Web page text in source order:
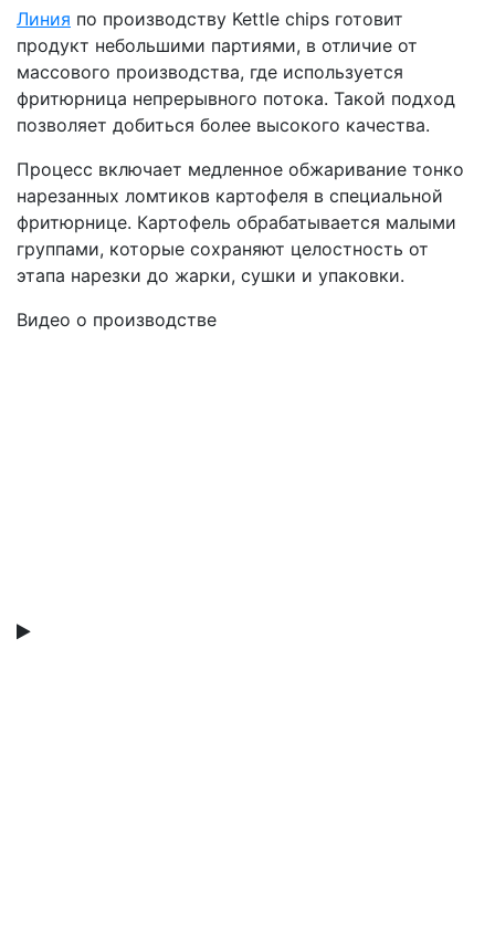
Линия по производству Kettle chips готовит
продукт небольшими партиями, в отличие от
массового производства, где используется
фритюрница непрерывного потока. Такой подход
позволяет добиться более высокого качества.
Процесс включает медленное обжаривание тонко
нарезанных ломтиков картофеля в специальной
фритюрнице. Картофель обрабатывается малыми
группами, которые сохраняют целостность от
этапа нарезки до жарки, сушки и упаковки.
Видео о производстве